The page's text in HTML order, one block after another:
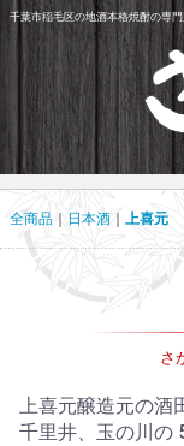
千葉市稲毛区の地酒本格焼酎の専
全商品 日本酒 上喜元
さ
上喜元醸造元の酒
千里井、玉の川の